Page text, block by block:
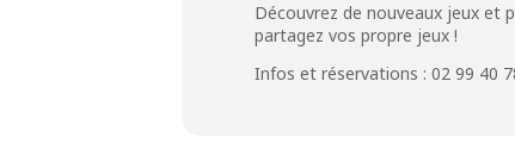
Découvrez de nouveaux jeux et
partagez vos propre jeux !
Infos et réservations : 02 99 40